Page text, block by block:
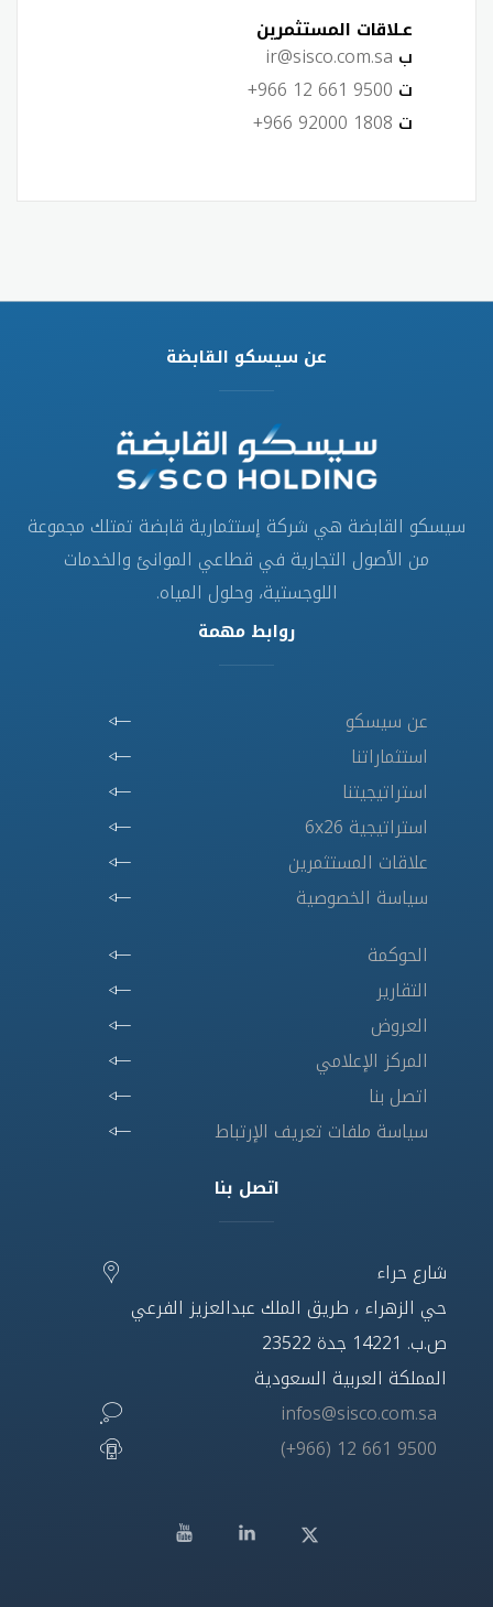
عـلاقات المستثمرين
ب ir@sisco.com.sa
ت +966 12 661 9500
ت +966 92000 1808
عن سيسكو القابضة
سيسكو القابضة هي شركة إستثمارية قابضة تمتلك مجموعة
من الأصول التجارية في قطاعي الموانئ والخدمات
اللوجستية، وحلول المياه.
روابط مهمة
عن سيسكو
استثماراتنا
استراتيجيتنا
استراتيجية 6x26
علاقات المستثمرين
سياسة الخصوصية
الحوكمة
التقارير
العروض
المركز الإعلامي
اتصل بنا
سياسة ملفات تعريف الإرتباط
اتصل بنا
شارع حراء
حي الزهراء ، طريق الملك عبدالعزيز الفرعي
ص.ب. 14221 جدة 23522
المملكة العربية السعودية
infos@sisco.com.sa
(+966) 12 661 9500